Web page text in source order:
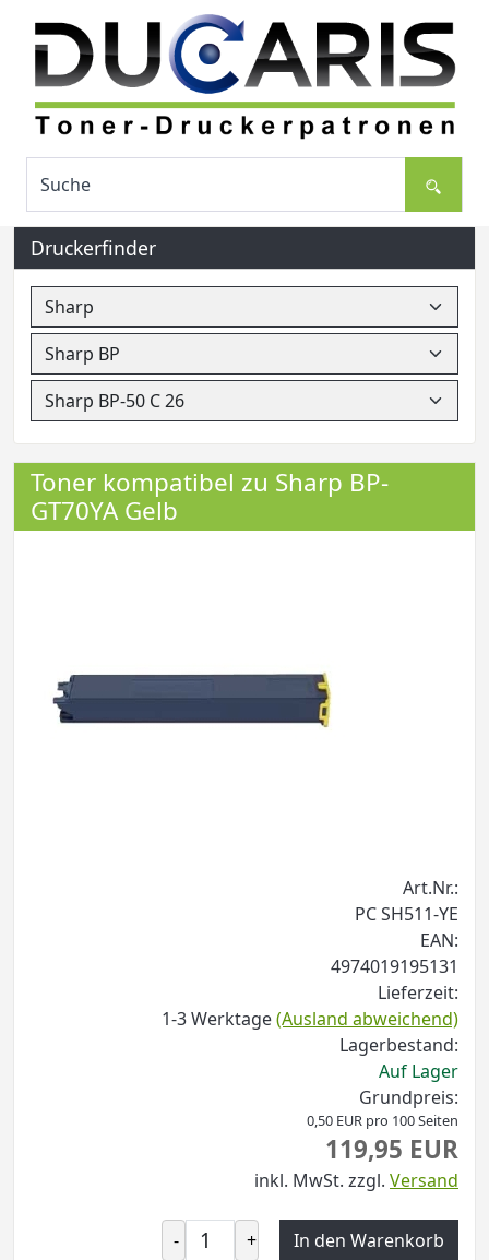
Druckerfinder
Toner kompatibel zu Sharp BP-
GT70YA Gelb
Art.Nr.:
PC SH511-YE
EAN:
4974019195131
Lieferzeit:
1-3 Werktage(Ausland abweichend)
Lagerbestand:
Auf Lager
Grundpreis:
0,50 EUR pro 100 Seiten
119,95 EUR
inkl. MwSt. zzgl. Versand
- + In den Warenkorb